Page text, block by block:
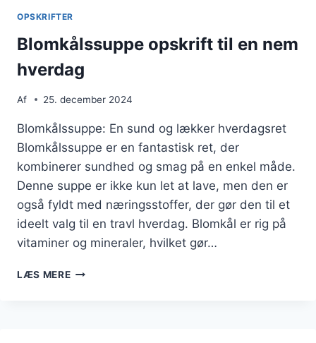
OPSKRIFTER
Blomkålssuppe opskrift til en nem
hverdag
Af 25. december 2024
Blomkålssuppe: En sund og lækker hverdagsret
Blomkålssuppe er en fantastisk ret, der
kombinerer sundhed og smag på en enkel måde.
Denne suppe er ikke kun let at lave, men den er
også fyldt med næringsstoffer, der gør den til et
ideelt valg til en travl hverdag. Blomkål er rig på
vitaminer og mineraler, hvilket gør…
LÆS MEREBLOMKÅLSSUPPE